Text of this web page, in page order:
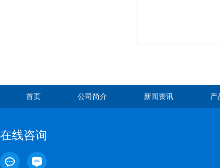
首页 公司简介 新闻资讯 产
在线咨询